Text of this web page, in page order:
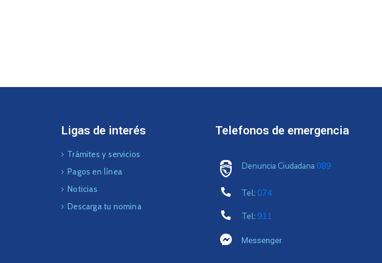
Ligas de interés
Trámites y servicios
Pagos en línea
Noticias
Descarga tu nomina
Telefonos de emergencia
Denuncia Ciudadana 089
Tel: 074
Tel: 911
Messenger